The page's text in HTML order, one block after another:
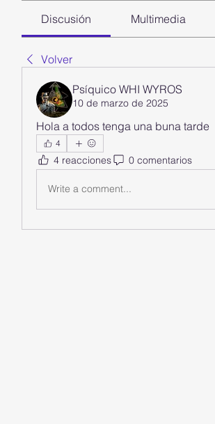
Discusión Multimedia
Volver
Psíquico WHI WYROS
10 de marzo de 2025
Hola a todos tenga una buna tarde
4
4 reacciones 0 comentarios
Write a comment...